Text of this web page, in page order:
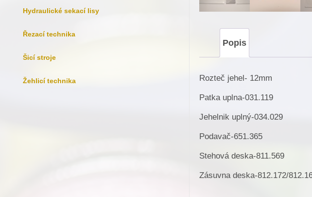
Hydraulické sekací lisy
Řezací technika
Šicí stroje
Žehlicí technika
Popis
Rozteč jehel- 12mm
Patka uplna-031.119
Jehelnik uplný-034.029
Podavač-651.365
Stehová deska-811.569
Zásuvna deska-812.172/